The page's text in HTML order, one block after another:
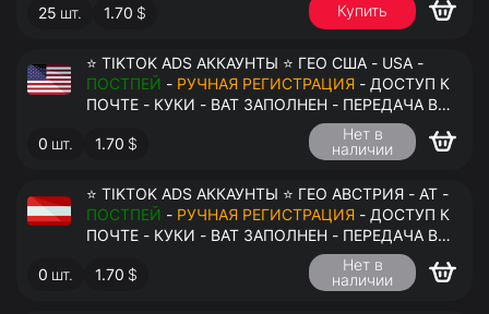
25 шт. 1.70 $ Купить
⭐ TIKTOK ADS АККАУНТЫ ⭐ ГЕО США - USA -
ПОСТПЕЙ - РУЧНАЯ РЕГИСТРАЦИЯ - ДОСТУП К
ПОЧТЕ - КУКИ - ВАТ ЗАПОЛНЕН - ПЕРЕДАЧА В
0 шт. 1.70 $
Нет в
наличии
⭐ TIKTOK ADS АККАУНТЫ ⭐ ГЕО АВСТРИЯ - AT -
ПОСТПЕЙ - РУЧНАЯ РЕГИСТРАЦИЯ - ДОСТУП К
ПОЧТЕ - КУКИ - ВАТ ЗАПОЛНЕН - ПЕРЕДАЧА В
0 шт. 1.70 $
Нет в
наличии